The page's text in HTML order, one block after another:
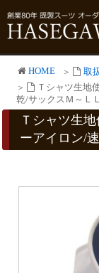
HOME 取
Ｔシャツ生地
乾/サックスＭ～
Ｔシャツ生
ーアイロン/